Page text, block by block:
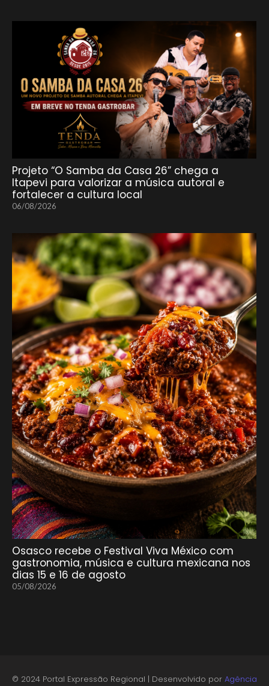
Projeto “O Samba da Casa 26” chega a
Itapevi para valorizar a música autoral e
fortalecer a cultura local
06/08/2026
Osasco recebe o Festival Viva México com
gastronomia, música e cultura mexicana nos
dias 15 e 16 de agosto
05/08/2026
© 2024 Portal Expressão Regional | Desenvolvido por Agência